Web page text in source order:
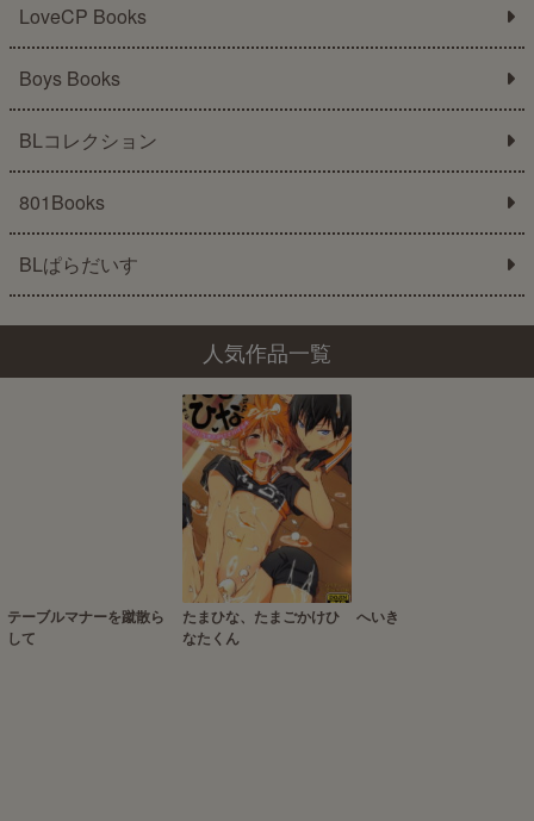
LoveCP Books
Boys Books
BLコレクション
801Books
BLぱらだいす
人気作品一覧
テーブルマナーを蹴散ら
して
たまひな、たまごかけひ
なたくん
へいき